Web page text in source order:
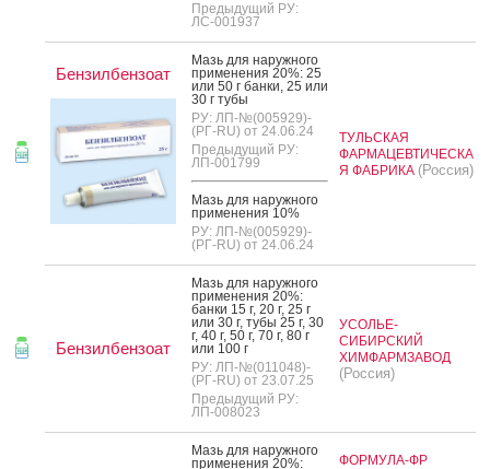
Предыдущий РУ:
ЛС-001937
Бензилбензоат
Мазь для на­руж­но­го
при­мене­ния 20%: 25
или 50 г бан­ки, 25 или
30 г ту­бы
РУ: ЛП-№(005929)-
(РГ-RU) от 24.06.24
Предыдущий РУ:
ЛП-001799
Мазь для на­руж­но­го
при­мене­ния 10%
РУ: ЛП-№(005929)-
(РГ-RU) от 24.06.24
ТУЛЬСКАЯ
ФАРМАЦЕВТИЧЕСКА
Я ФАБРИКА (Россия)
Бензилбензоат
Мазь для на­руж­но­го
при­мене­ния 20%:
бан­ки 15 г, 20 г, 25 г
или 30 г, ту­бы 25 г, 30
г, 40 г, 50 г, 70 г, 80 г
или 100 г
РУ: ЛП-№(011048)-
(РГ-RU) от 23.07.25
Предыдущий РУ:
ЛП-008023
УСОЛЬЕ-
СИБИРСКИЙ
ХИМФАРМЗАВОД
(Россия)
Мазь для на­руж­но­го
при­мене­ния 20%:
ФОРМУЛА-ФР